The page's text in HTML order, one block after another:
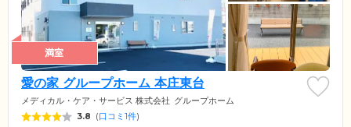
満室
愛の家 グループホーム 本庄東台
メディカル・ケア・サービス 株式会社 グループホーム
3.8 (口コミ1件)